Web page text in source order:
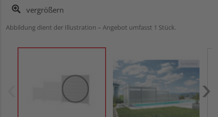
vergrößern
Abbildung dient der Illustration – Angebot umfasst 1 Stück.